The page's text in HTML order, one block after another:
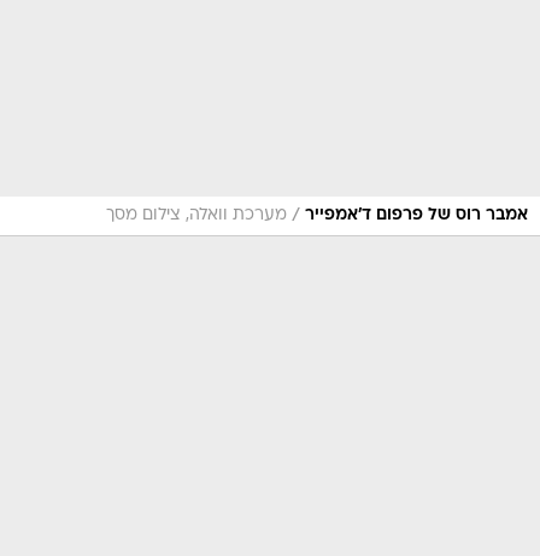
אמבר רוס של פרפום ד'אמפייר / מערכת וואלה, צילום מסך